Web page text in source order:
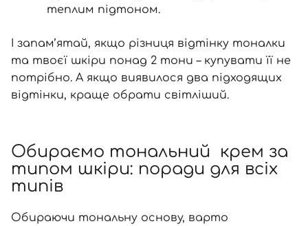
теплим підтоном.
І запам’ятай, якщо різниця відтінку тоналки
та твоєї шкіри понад 2 тони – купувати її не
потрібно. А якщо виявилося два підходящих
відтінки, краще обрати світліший.
Обираємо тональний крем за
типом шкіри: поради для всіх
типів
Обираючи тональну основу, варто
Вхід Реєстрація